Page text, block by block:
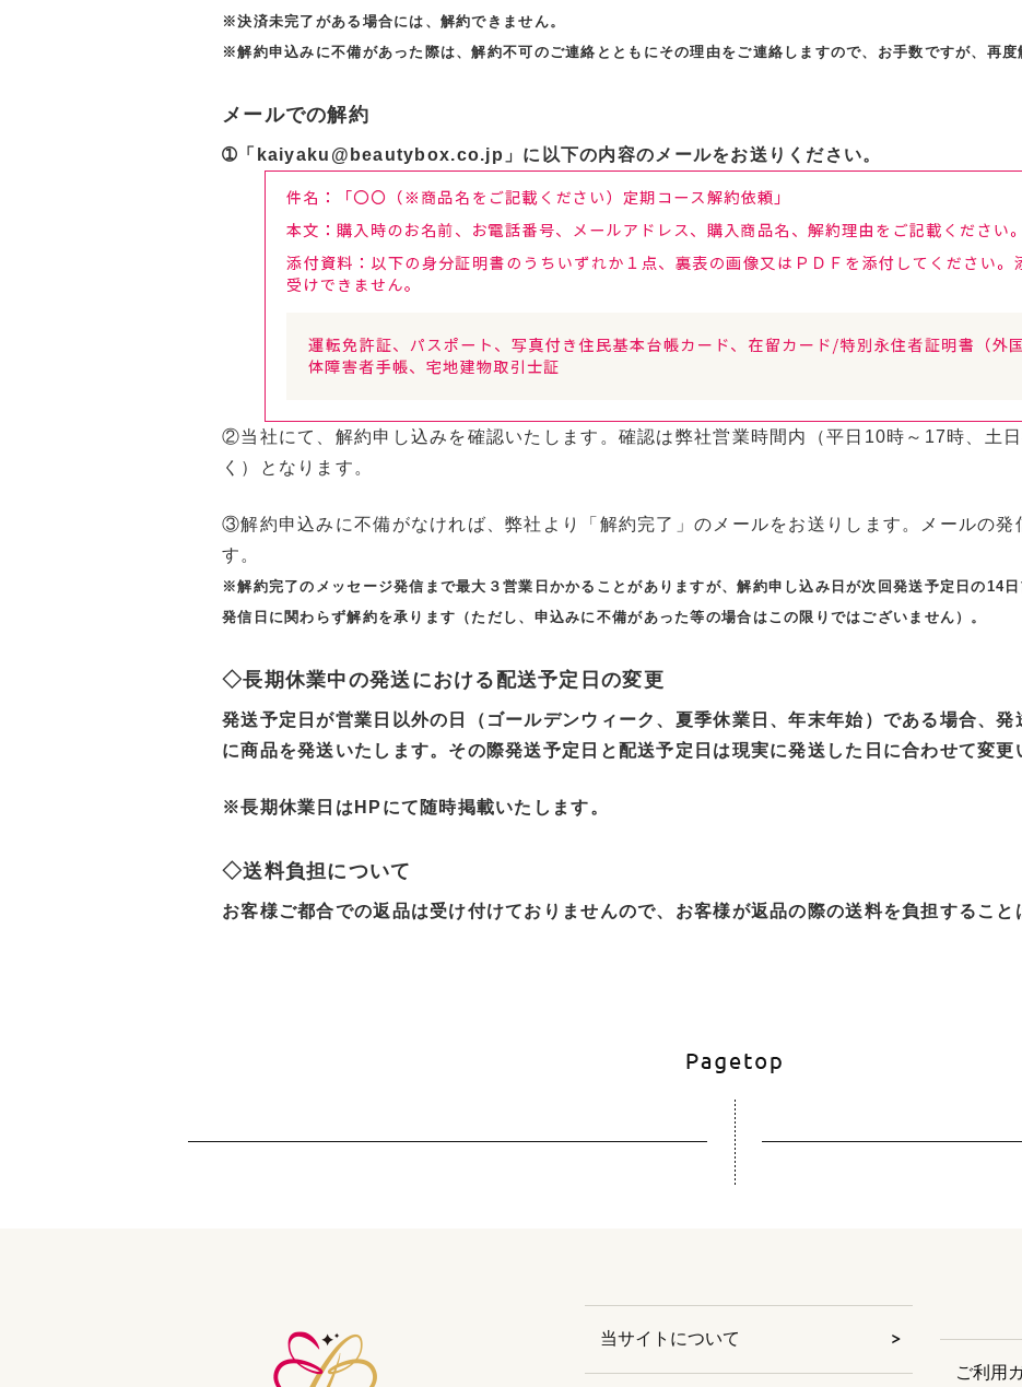
※決済未完了がある場合には、解約できません。
※解約申込みに不備があった際は、解約不可のご連絡とともにその理由をご連絡しますので、お手数ですが、再度
メールでの解約
➀「kaiyaku@beautybox.co.jp」に以下の内容のメールをお送りください。
②当社にて、解約申し込みを確認いたします。確認は弊社営業時間内（平日10時～17時、土
く）となります。
③解約申込みに不備がなければ、弊社より「解約完了」のメールをお送りします。メールの発
す。
※解約完了のメッセージ発信まで最大３営業日かかることがありますが、解約申し込み日が次回発送予定日の14
発信日に関わらず解約を承ります（ただし、申込みに不備があった等の場合はこの限りではございません）。
◇長期休業中の発送における配送予定日の変更
発送予定日が営業日以外の日（ゴールデンウィーク、夏季休業日、年末年始）である場合、発
に商品を発送いたします。その際発送予定日と配送予定日は現実に発送した日に合わせて変更
※長期休業日はHPにて随時掲載いたします。
◇送料負担について
お客様ご都合での返品は受け付けておりませんので、お客様が返品の際の送料を負担すること
当サイトについて
ご利用